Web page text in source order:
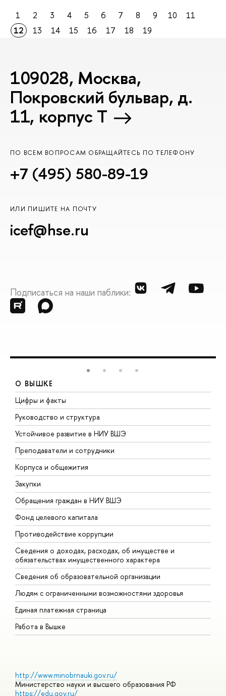
1 2 3 4 5 6 7 8 9 10
11
12
13 14 15 16 17 18 19
109028, Москва,
Покровский бульвар, д.
11, корпус T
ПО ВСЕМ ВОПРОСАМ ОБРАЩАЙТЕСЬ ПО ТЕЛЕФОНУ
+7 (495) 580-89-19
ИЛИ ПИШИТЕ НА ПОЧТУ
icef@hse.ru
Подписаться на наши паблики:
О ВЫШКЕ
Цифры и факты
Руководство и структура
Устойчивое развитие в НИУ ВШЭ
Преподаватели и сотрудники
Корпуса и общежития
Закупки
Обращения граждан в НИУ ВШЭ
Фонд целевого капитала
Противодействие коррупции
Сведения о доходах, расходах, об имуществе и
обязательствах имущественного характера
Сведения об образовательной организации
Людям с ограниченными возможностями здоровья
Единая платежная страница
Работа в Вышке
http://www.minobrnauki.gov.ru/
Министерство науки и высшего образования РФ
https://edu.gov.ru/